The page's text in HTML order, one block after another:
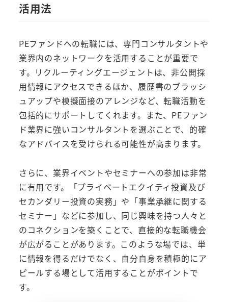
活用法
PEファンドへの転職には、専門コンサルタントや
業界内のネットワークを活用することが重要で
す。リクルーティングエージェントは、非公開採
用情報にアクセスできるほか、履歴書のブラッシ
ュアップや模擬面接のアレンジなど、転職活動を
包括的にサポートしてくれます。また、PEファン
ド業界に強いコンサルタントを選ぶことで、的確
なアドバイスを受けられる可能性が高まります。
さらに、業界イベントやセミナーへの参加は非常
に有用です。「プライベートエクイティ投資及び
セカンダリー投資の実務」や「事業承継に関する
セミナー」などに参加し、同じ興味を持つ人々と
のコネクションを築くことで、直接的な転職機会
が広がることがあります。このような場では、単
に情報を得るだけでなく、自分自身を積極的にア
ピールする場として活用することがポイントで
す。